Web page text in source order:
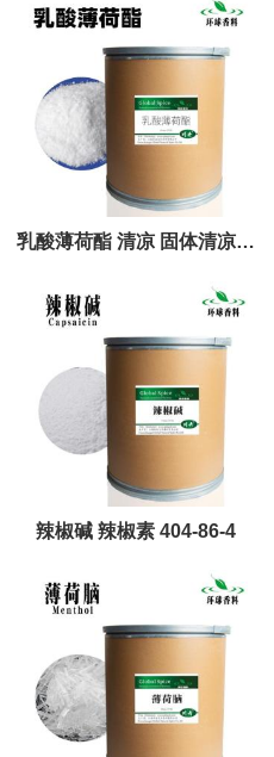
乳酸薄荷酯 清凉 固体清凉剂
凉味剂原料 17162-29-7
辣椒碱 辣椒素 404-86-4